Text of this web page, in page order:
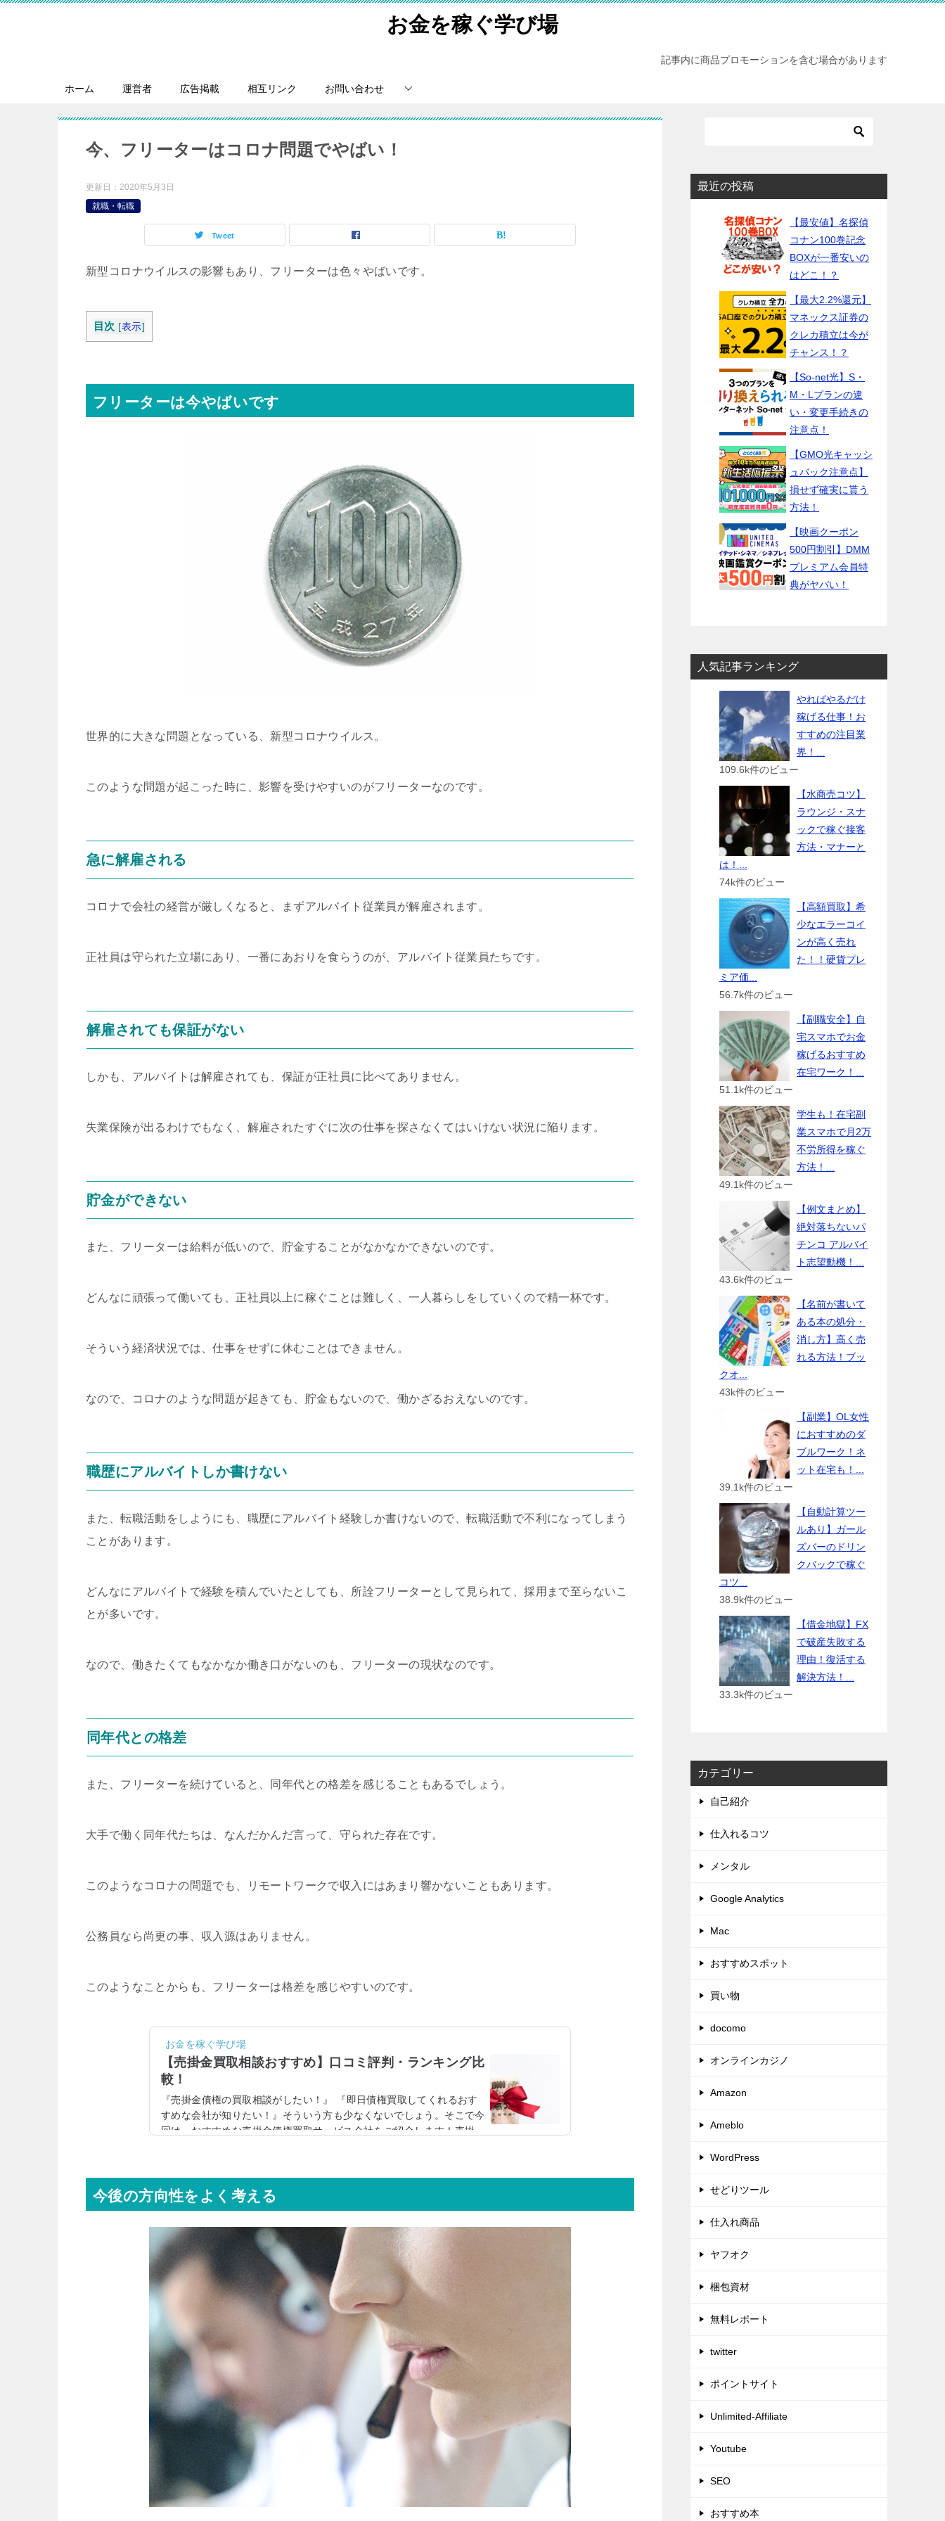
お金を稼ぐ学び場
記事内に商品プロモーションを含む場合があります
ホーム 運営者 広告掲載 相互リンク お問い合わせ
今、フリーターはコロナ問題でやばい！
更新日： 2020年5月3日
就職・転職
Tweet
新型コロナウイルスの影響もあり、フリーターは色々やばいです。
目次 [表示]
フリーターは今やばいです
世界的に大きな問題となっている、新型コロナウイルス。
このような問題が起こった時に、影響を受けやすいのがフリーターなのです。
急に解雇される
コロナで会社の経営が厳しくなると、まずアルバイト従業員が解雇されます。
正社員は守られた立場にあり、一番にあおりを食らうのが、アルバイト従業員たちです。
解雇されても保証がない
しかも、アルバイトは解雇されても、保証が正社員に比べてありません。
失業保険が出るわけでもなく、解雇されたすぐに次の仕事を探さなくてはいけない状況に陥ります。
貯金ができない
また、フリーターは給料が低いので、貯金することがなかなかできないのです。
どんなに頑張って働いても、正社員以上に稼ぐことは難しく、一人暮らしをしていくので精一杯です。
そういう経済状況では、仕事をせずに休むことはできません。
なので、コロナのような問題が起きても、貯金もないので、働かざるおえないのです。
職歴にアルバイトしか書けない
また、転職活動をしようにも、職歴にアルバイト経験しか書けないので、転職活動で不利になってしまう
ことがあります。
どんなにアルバイトで経験を積んでいたとしても、所詮フリーターとして見られて、採用まで至らないこ
とが多いです。
なので、働きたくてもなかなか働き口がないのも、フリーターの現状なのです。
同年代との格差
また、フリーターを続けていると、同年代との格差を感じることもあるでしょう。
大手で働く同年代たちは、なんだかんだ言って、守られた存在です。
このようなコロナの問題でも、リモートワークで収入にはあまり響かないこともあります。
公務員なら尚更の事、収入源はありません。
このようなことからも、フリーターは格差を感じやすいのです。
お金を稼ぐ学び場
【売掛金買取相談おすすめ】口コミ評判・ランキング比
較！
『売掛金債権の買取相談がしたい！』 『即日債権買取してくれるおす
すめな会社が知りたい！』そういう方も少なくないでしょう。そこで今
回は、おすすめな売掛金債権買取サービス会社をご紹介します！売掛
ことで、売掛金債権買取は、ファクタリングとも言われています。ファ
クタリングサービスとは？「ファクタリング」とは、取引で発生した売
今後の方向性をよく考える
最近の投稿
【最安値】名探偵
コナン100巻記念
BOXが一番安いの
はどこ！？
【最大2.2%還元】
マネックス証券の
クレカ積立は今が
チャンス！？
【So-net光】S・
M・Lプランの違
い・変更手続きの
注意点！
【GMO光キャッシ
ュバック注意点】
損せず確実に貰う
方法！
【映画クーポン
500円割引】DMM
プレミアム会員特
典がヤバい！
人気記事ランキング
やればやるだけ
稼げる仕事！お
すすめの注目業
界！...
109.6k件のビュー
【水商売コツ】
ラウンジ・スナ
ックで稼ぐ接客
方法・マナーと
は！...
74k件のビュー
【高額買取】希
少なエラーコイ
ンが高く売れ
た！！硬貨プレ
ミア価...
56.7k件のビュー
【副職安全】自
宅スマホでお金
稼げるおすすめ
在宅ワーク！...
51.1k件のビュー
学生も！在宅副
業スマホで月2万
不労所得を稼ぐ
方法！...
49.1k件のビュー
【例文まとめ】
絶対落ちないパ
チンコ アルバイ
ト志望動機！...
43.6k件のビュー
【名前が書いて
ある本の処分・
消し方】高く売
れる方法！ブッ
クオ...
43k件のビュー
【副業】OL女性
におすすめのダ
ブルワーク！ネ
ット在宅も！...
39.1k件のビュー
【自動計算ツー
ルあり】ガール
ズバーのドリン
クバックで稼ぐ
コツ...
38.9k件のビュー
【借金地獄】FX
で破産失敗する
理由！復活する
解決方法！...
33.3k件のビュー
カテゴリー
自己紹介
仕入れるコツ
メンタル
Google Analytics
Mac
おすすめスポット
買い物
docomo
オンラインカジノ
Amazon
Ameblo
WordPress
せどりツール
仕入れ商品
ヤフオク
梱包資材
無料レポート
twitter
ポイントサイト
Unlimited-Affiliate
Youtube
SEO
おすすめ本